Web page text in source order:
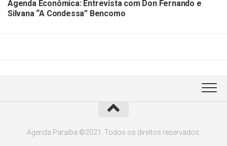
Agenda Econômica: Entrevista com Don Fernando e
Silvana “A Condessa” Bencomo
Agenda Paraíba ©2021. Todos os direitos reservados.